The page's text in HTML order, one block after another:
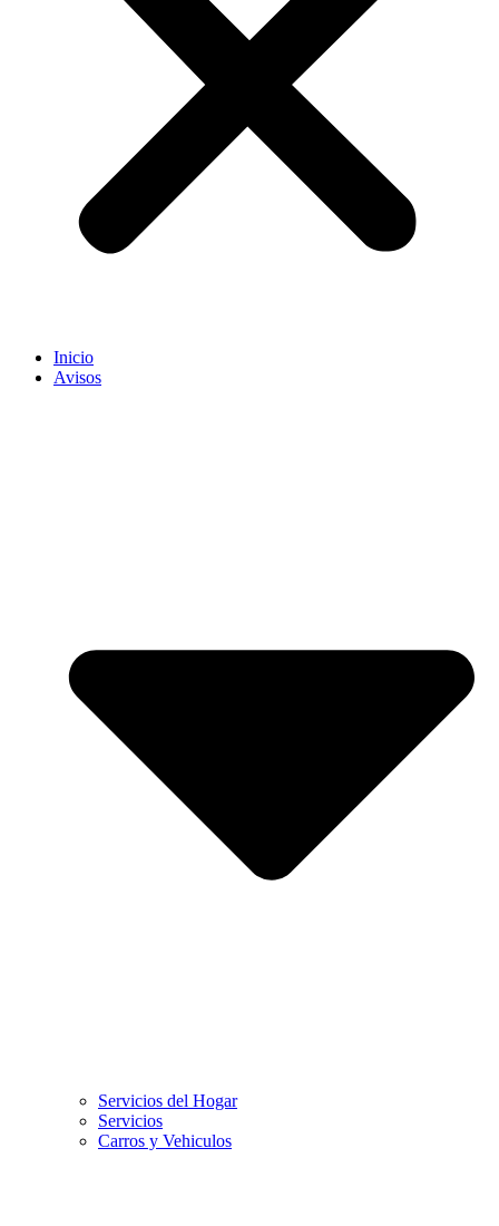
Inicio
Avisos
Servicios del Hogar
Servicios
Carros y Vehiculos